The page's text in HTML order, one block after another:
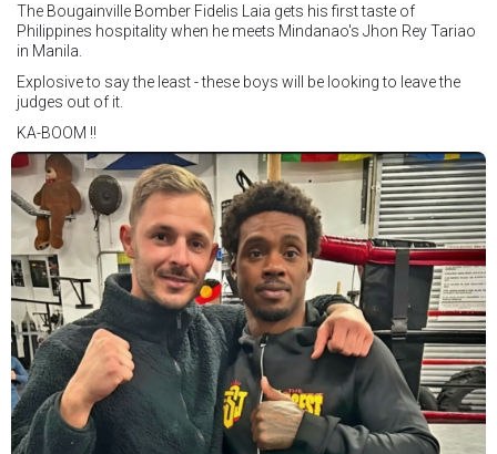
The Bougainville Bomber Fidelis Laia gets his first taste of
Philippines hospitality when he meets Mindanao's Jhon Rey Tariao
in Manila.
Explosive to say the least - these boys will be looking to leave the
judges out of it.
KA-BOOM !!